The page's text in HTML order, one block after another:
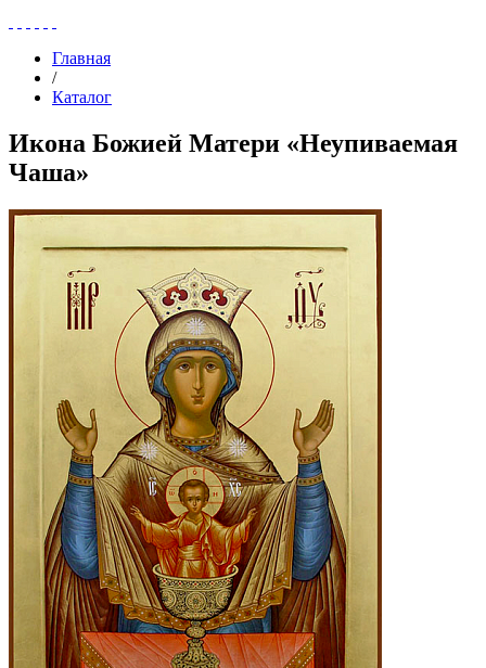
Главная
/
Каталог
Икона Божией Матери «Неупиваемая
Чаша»